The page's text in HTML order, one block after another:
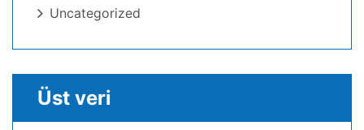
Uncategorized
Üst veri